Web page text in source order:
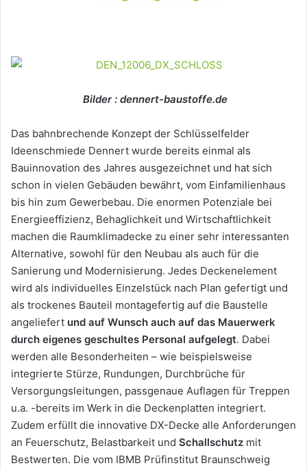
Bilder : dennert-baustoffe.de
Das bahnbrechende Konzept der Schlüsselfelder
Ideenschmiede Dennert wurde bereits einmal als
Bauinnovation des Jahres ausgezeichnet und hat sich
schon in vielen Gebäuden bewährt, vom Einfamilienhaus
bis hin zum Gewerbebau. Die enormen Potenziale bei
Energieeffizienz, Behaglichkeit und Wirtschaftlichkeit
machen die Raumklimadecke zu einer sehr interessanten
Alternative, sowohl für den Neubau als auch für die
Sanierung und Modernisierung. Jedes Deckenelement
wird als individuelles Einzelstück nach Plan gefertigt und
als trockenes Bauteil montagefertig auf die Baustelle
angeliefert und auf Wunsch auch auf das Mauerwerk
durch eigenes geschultes Personal aufgelegt. Dabei
werden alle Besonderheiten – wie beispielsweise
integrierte Stürze, Rundungen, Durchbrüche für
Versorgungsleitungen, passgenaue Auflagen für Treppen
u.a. -bereits im Werk in die Deckenplatten integriert.
Zudem erfüllt die innovative DX-Decke alle Anforderungen
an Feuerschutz, Belastbarkeit und Schallschutz mit
Bestwerten. Die vom IBMB Prüfinstitut Braunschweig